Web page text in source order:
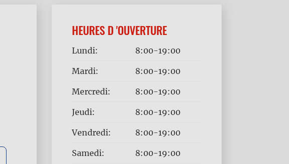
HEURES D 'OUVERTURE
Jour
Time
Lundi: 8:00-19:00
Mardi: 8:00-19:00
Mercredi: 8:00-19:00
Jeudi: 8:00-19:00
Vendredi: 8:00-19:00
Samedi: 8:00-19:00